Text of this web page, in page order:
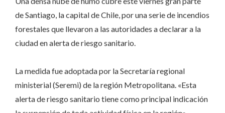
de Santiago, la capital de Chile, por una serie de incendios
forestales que llevaron a las autoridades a declarar a la
ciudad en alerta de riesgo sanitario.
La medida fue adoptada por la Secretaría regional
ministerial (Seremi) de la región Metropolitana. «Esta
alerta de riesgo sanitario tiene como principal indicación